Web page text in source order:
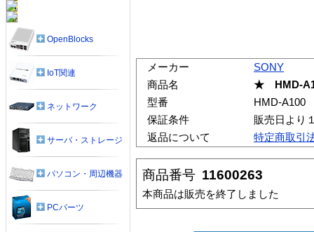
メーカー
SONY
商品名
★ HMD-
型番
HMD-A100
保証条件
販売日より
返品について
特定商取引
商品番号 11600263
本商品は販売を終了しました
OpenBlocks
IoT関連
ネットワーク
サーバ・ストレージ
パソコン・周辺機器
PCパーツ